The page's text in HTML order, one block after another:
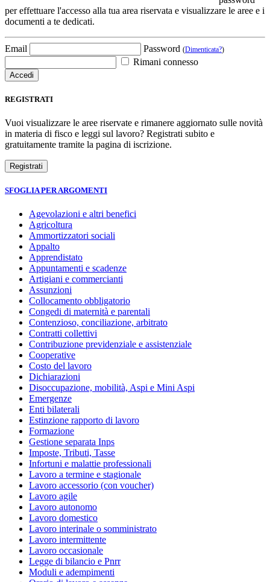
per effettuare l'accesso alla tua area riservata e visualizzare le aree e i
documenti a te dedicati.
Email Password (Dimenticata?)
Rimani connesso
REGISTRATI
Vuoi visualizzare le aree riservate e rimanere aggiornato sulle novità
in materia di fisco e leggi sul lavoro? Registrati subito e
gratuitamente tramite la pagina di iscrizione.
SFOGLIA PER ARGOMENTI
Agevolazioni e altri benefici
Agricoltura
Ammortizzatori sociali
Appalto
Apprendistato
Appuntamenti e scadenze
Artigiani e commercianti
Assunzioni
Collocamento obbligatorio
Congedi di maternità e parentali
Contenzioso, conciliazione, arbitrato
Contratti collettivi
Contribuzione previdenziale e assistenziale
Cooperative
Costo del lavoro
Dichiarazioni
Disoccupazione, mobilità, Aspi e Mini Aspi
Emergenze
Enti bilaterali
Estinzione rapporto di lavoro
Formazione
Gestione separata Inps
Imposte, Tributi, Tasse
Infortuni e malattie professionali
Lavoro a termine e stagionale
Lavoro accessorio (con voucher)
Lavoro agile
Lavoro autonomo
Lavoro domestico
Lavoro interinale o somministrato
Lavoro intermittente
Lavoro occasionale
Legge di bilancio e Pnrr
Moduli e adempimenti